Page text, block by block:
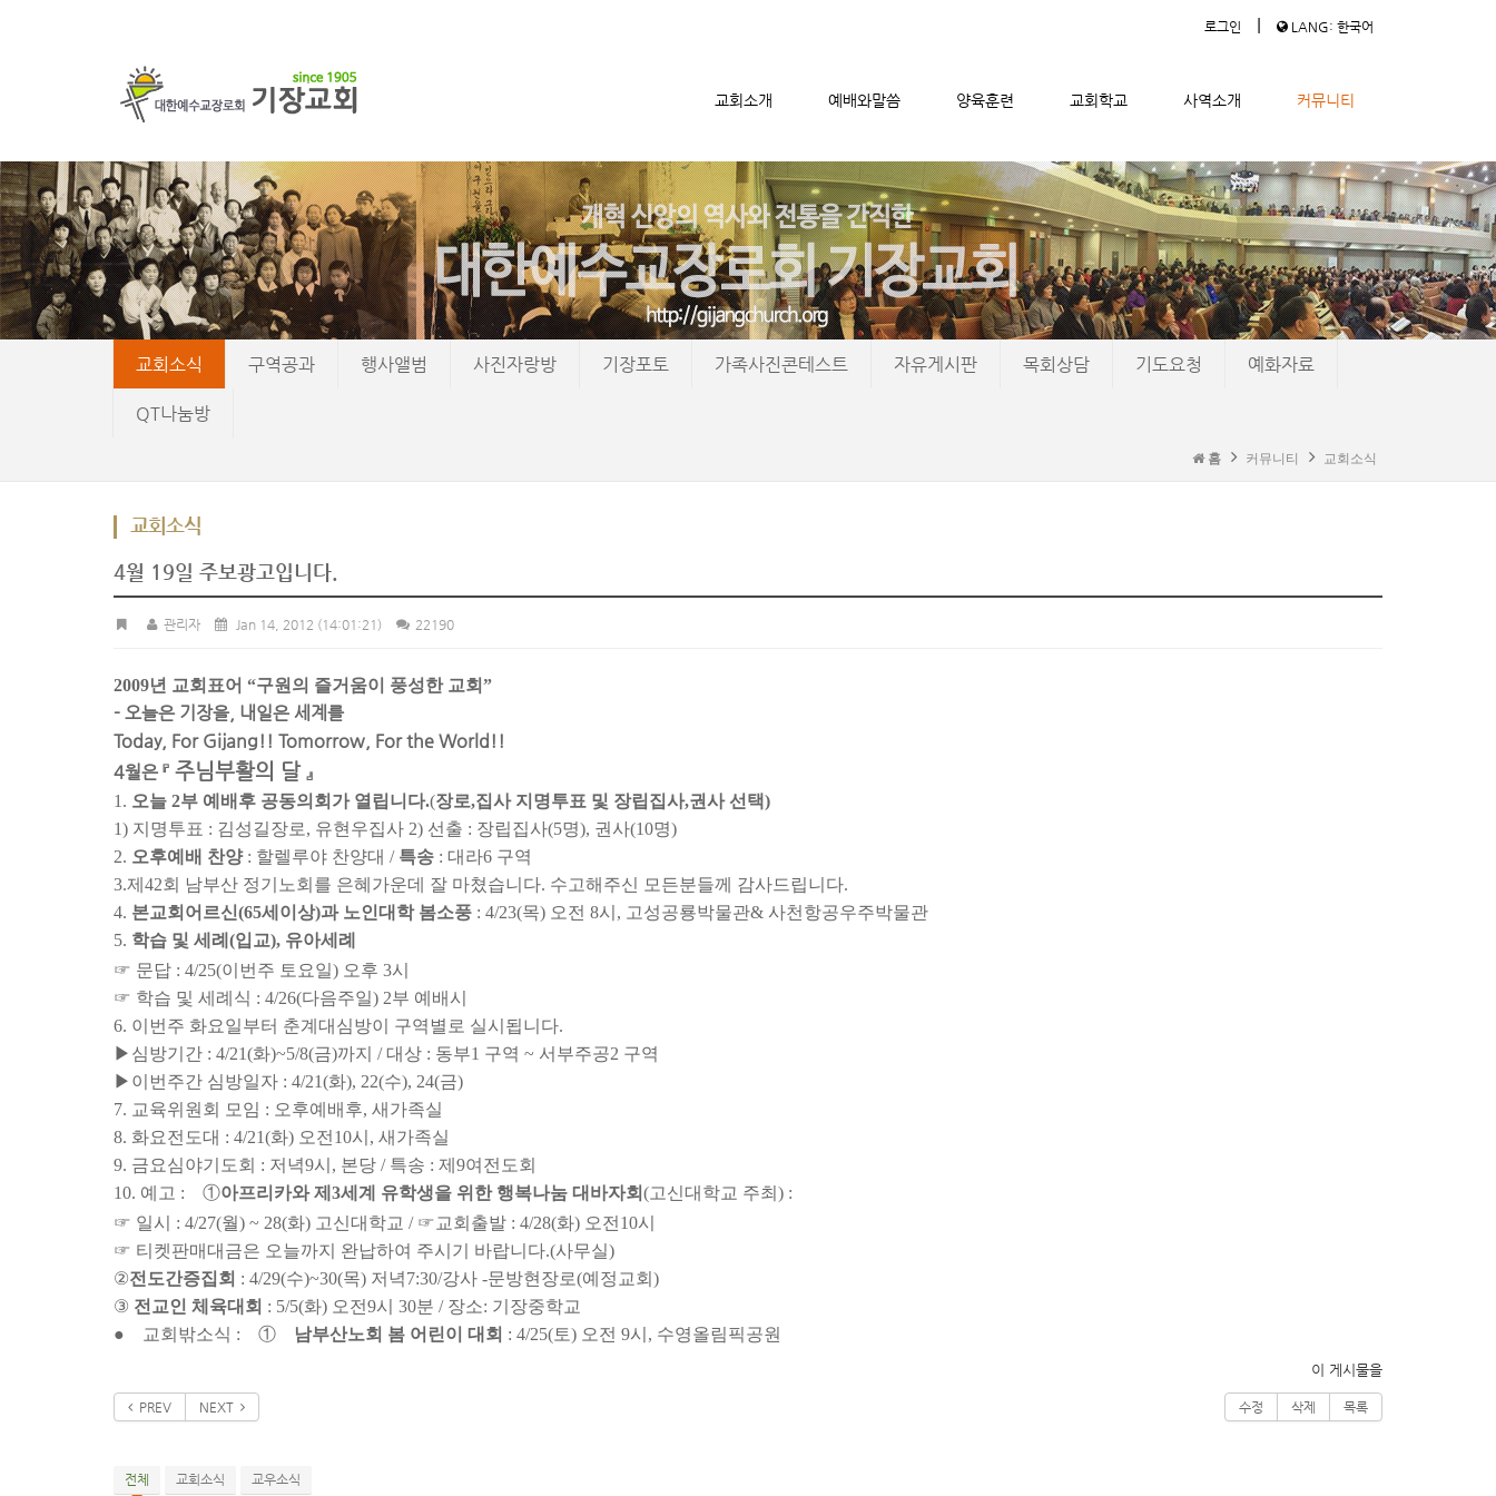
로그인 | LANG: 한국어
교회소개 예배와말씀 양육훈련 교회학교 사역소개 커뮤니티
메뉴 건너뛰기
교회소식 구역공과 행사앨범 사진자랑방 기장포토 가족사진콘테스트 자유게시판 목회상담 기도요청 예화자료
QT나눔방
홈 커뮤니티 교회소식
교회소식
4월 19일 주보광고입니다.
관리자 Jan 14, 2012 (14:01:21) 22190
2009년 교회표어 “구원의 즐거움이 풍성한 교회”
- 오늘은 기장을, 내일은 세계를
Today, For Gijang!! Tomorrow, For the World!!
4월은 『 주님부활의 달 』
1. 오늘 2부 예배후 공동의회가 열립니다.(장로,집사 지명투표 및 장립집사,권사 선택)
1) 지명투표 : 김성길장로, 유현우집사 2) 선출 : 장립집사(5명), 권사(10명)
2. 오후예배 찬양: 할렐루야 찬양대 / 특송 : 대라6 구역
3.제42회 남부산 정기노회를 은혜가운데 잘 마쳤습니다. 수고해주신 모든분들께 감사드립니다.
4. 본교회어르신(65세이상)과 노인대학 봄소풍 : 4/23(목) 오전 8시, 고성공룡박물관& 사천항공우주박물관
5. 학습 및 세례(입교), 유아세례
☞ 문답 : 4/25(이번주 토요일) 오후 3시
☞ 학습 및 세례식 : 4/26(다음주일) 2부 예배시
6. 이번주 화요일부터 춘계대심방이 구역별로 실시됩니다.
▶심방기간 : 4/21(화)~5/8(금)까지 / 대상 : 동부1 구역 ~ 서부주공2 구역
▶이번주간 심방일자 : 4/21(화), 22(수), 24(금)
7. 교육위원회 모임 : 오후예배후, 새가족실
8. 화요전도대 : 4/21(화) 오전10시, 새가족실
9. 금요심야기도회 : 저녁9시, 본당 / 특송 : 제9여전도회
10. 예고 : ①아프리카와 제3세계 유학생을 위한 행복나눔 대바자회 (고신대학교 주최) :
☞ 일시 : 4/27(월) ~ 28(화) 고신대학교 / ☞교회출발 : 4/28(화) 오전10시
☞ 티켓판매대금은 오늘까지 완납하여 주시기 바랍니다.(사무실)
②전도간증집회 : 4/29(수)~30(목) 저녁7:30/강사 -문방현장로(예정교회)
③ 전교인 체육대회 : 5/5(화) 오전9시 30분 / 장소: 기장중학교
● 교회밖소식 : ①
남부산노회 봄 어린이 대회 : 4/25(토) 오전 9시, 수영올림픽공원
이 게시물을
PREV NEXT 수정 삭제 목록
전체 교회소식 교우소식